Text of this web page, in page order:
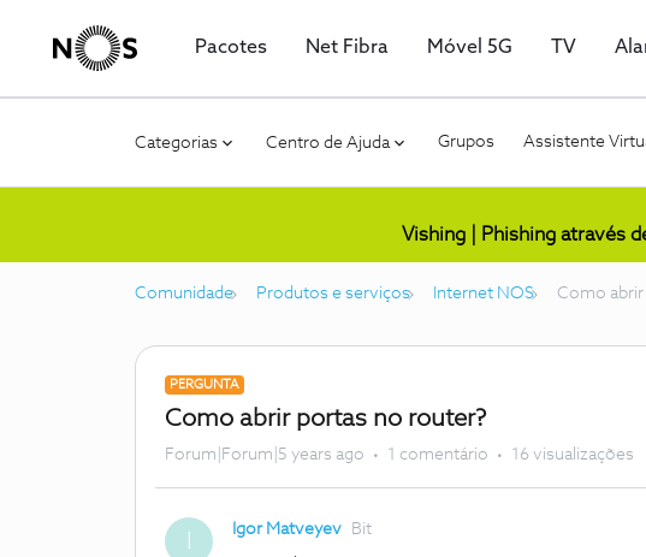
Pacotes Net Fibra Móvel 5G TV
Categorias Centro de Ajuda Grupos Assistente
Vishing | Phishing através
Comunidade Produtos e serviços Internet NOS Como
PERGUNTA
Como abrir portas no router?
Forum|Forum|5 years ago 1 comentário 16 visualizações
Igor Matveyev Bit